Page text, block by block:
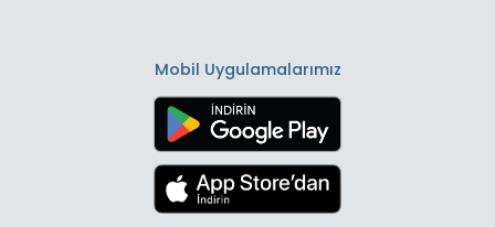
Mobil Uygulamalarımız